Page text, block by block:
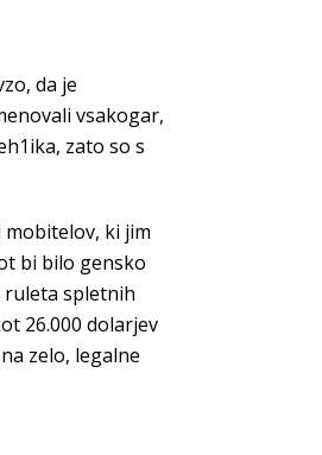
da je
vsakogar,
zato so s
ki jim
bi bilo gensko
ruleta spletnih
26.000 dolarjev
zelo, legalne